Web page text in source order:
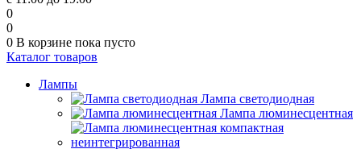
0
0
0 В корзине пока пусто
Каталог товаров
Лампы
Лампа светодиодная
Лампа люминесцентная